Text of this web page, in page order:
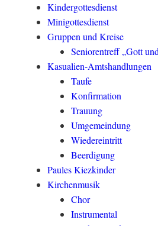
Kindergottesdienst
Minigottesdienst
Gruppen und Kreise
Seniorentreff „Gott
Kasualien-Amtshandlungen
Taufe
Konfirmation
Trauung
Umgemeindung
Wiedereintritt
Beerdigung
Paules Kiezkinder
Kirchenmusik
Chor
Instrumental